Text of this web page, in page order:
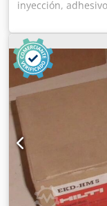
inyección,
Fabricante: BeA,
200-A -Cantidad:
disponible -
270/100/H60 mm